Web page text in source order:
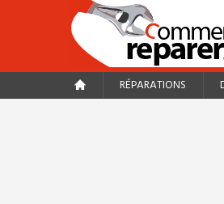
RÉPARATIONS